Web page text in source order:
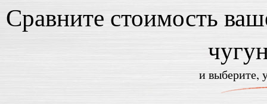
Сравните стоимость
и выберите,